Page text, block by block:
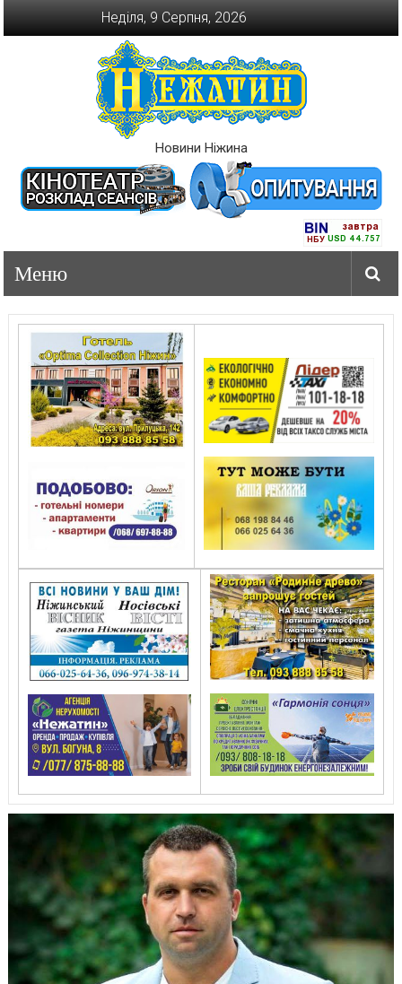
Неділя, 9 Серпня, 2026
Новини Ніжина